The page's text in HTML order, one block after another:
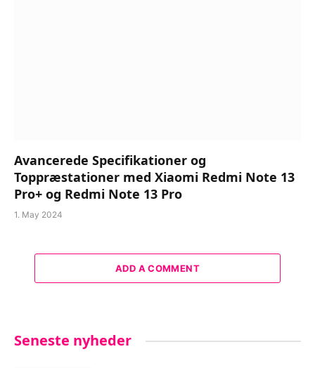
Avancerede Specifikationer og
Toppræstationer med Xiaomi Redmi Note 13
Pro+ og Redmi Note 13 Pro
1. May 2024
ADD A COMMENT
Seneste nyheder